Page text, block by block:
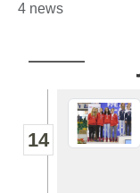
4 news
14